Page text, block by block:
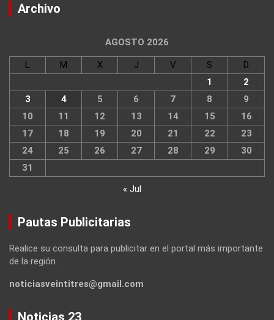
Archivo
AGOSTO 2026
L M X J V S
D
1
2
3
4 5 6 7 8
9
10
11 12 13 14 15
16
17
18 19 20 21 22
23
24
25 26 27 28 29
30
31
« Jul
Pautas Publicitarias
Realice su consulta para publicitar en el portal más importante
de la región.
noticiasveintitres@gmail.com
Noticias 23